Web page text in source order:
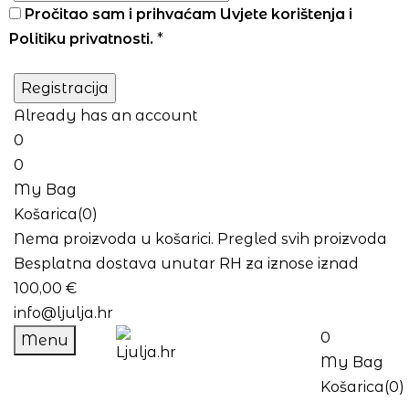
Pročitao sam i prihvaćam Uvjete korištenja i
Politiku privatnosti. *
Already has an account
0
0
My Bag
Košarica(0)
Nema proizvoda u košarici. Pregled svih proizvoda
Besplatna dostava unutar RH za iznose iznad
100,00 €
info@ljulja.hr
Menu
0
My Bag
Košarica(0)